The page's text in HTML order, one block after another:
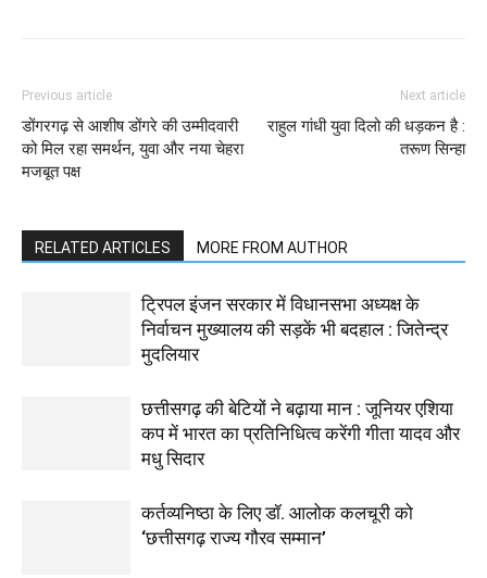
Previous article
डोंगरगढ़ से आशीष डोंगरे की उम्मीदवारी
को मिल रहा समर्थन, युवा और नया चेहरा
मजबूत पक्ष
Next article
राहुल गांधी युवा दिलो की धड़कन है :
तरूण सिन्हा
RELATED ARTICLES MORE FROM AUTHOR
ट्रिपल इंजन सरकार में विधानसभा अध्यक्ष के
निर्वाचन मुख्यालय की सड़कें भी बदहाल : जितेन्द्र
मुदलियार
छत्तीसगढ़ की बेटियों ने बढ़ाया मान : जूनियर एशिया
कप में भारत का प्रतिनिधित्व करेंगी गीता यादव और
मधु सिदार
कर्तव्यनिष्ठा के लिए डॉ. आलोक कलचूरी को
‘छत्तीसगढ़ राज्य गौरव सम्मान’